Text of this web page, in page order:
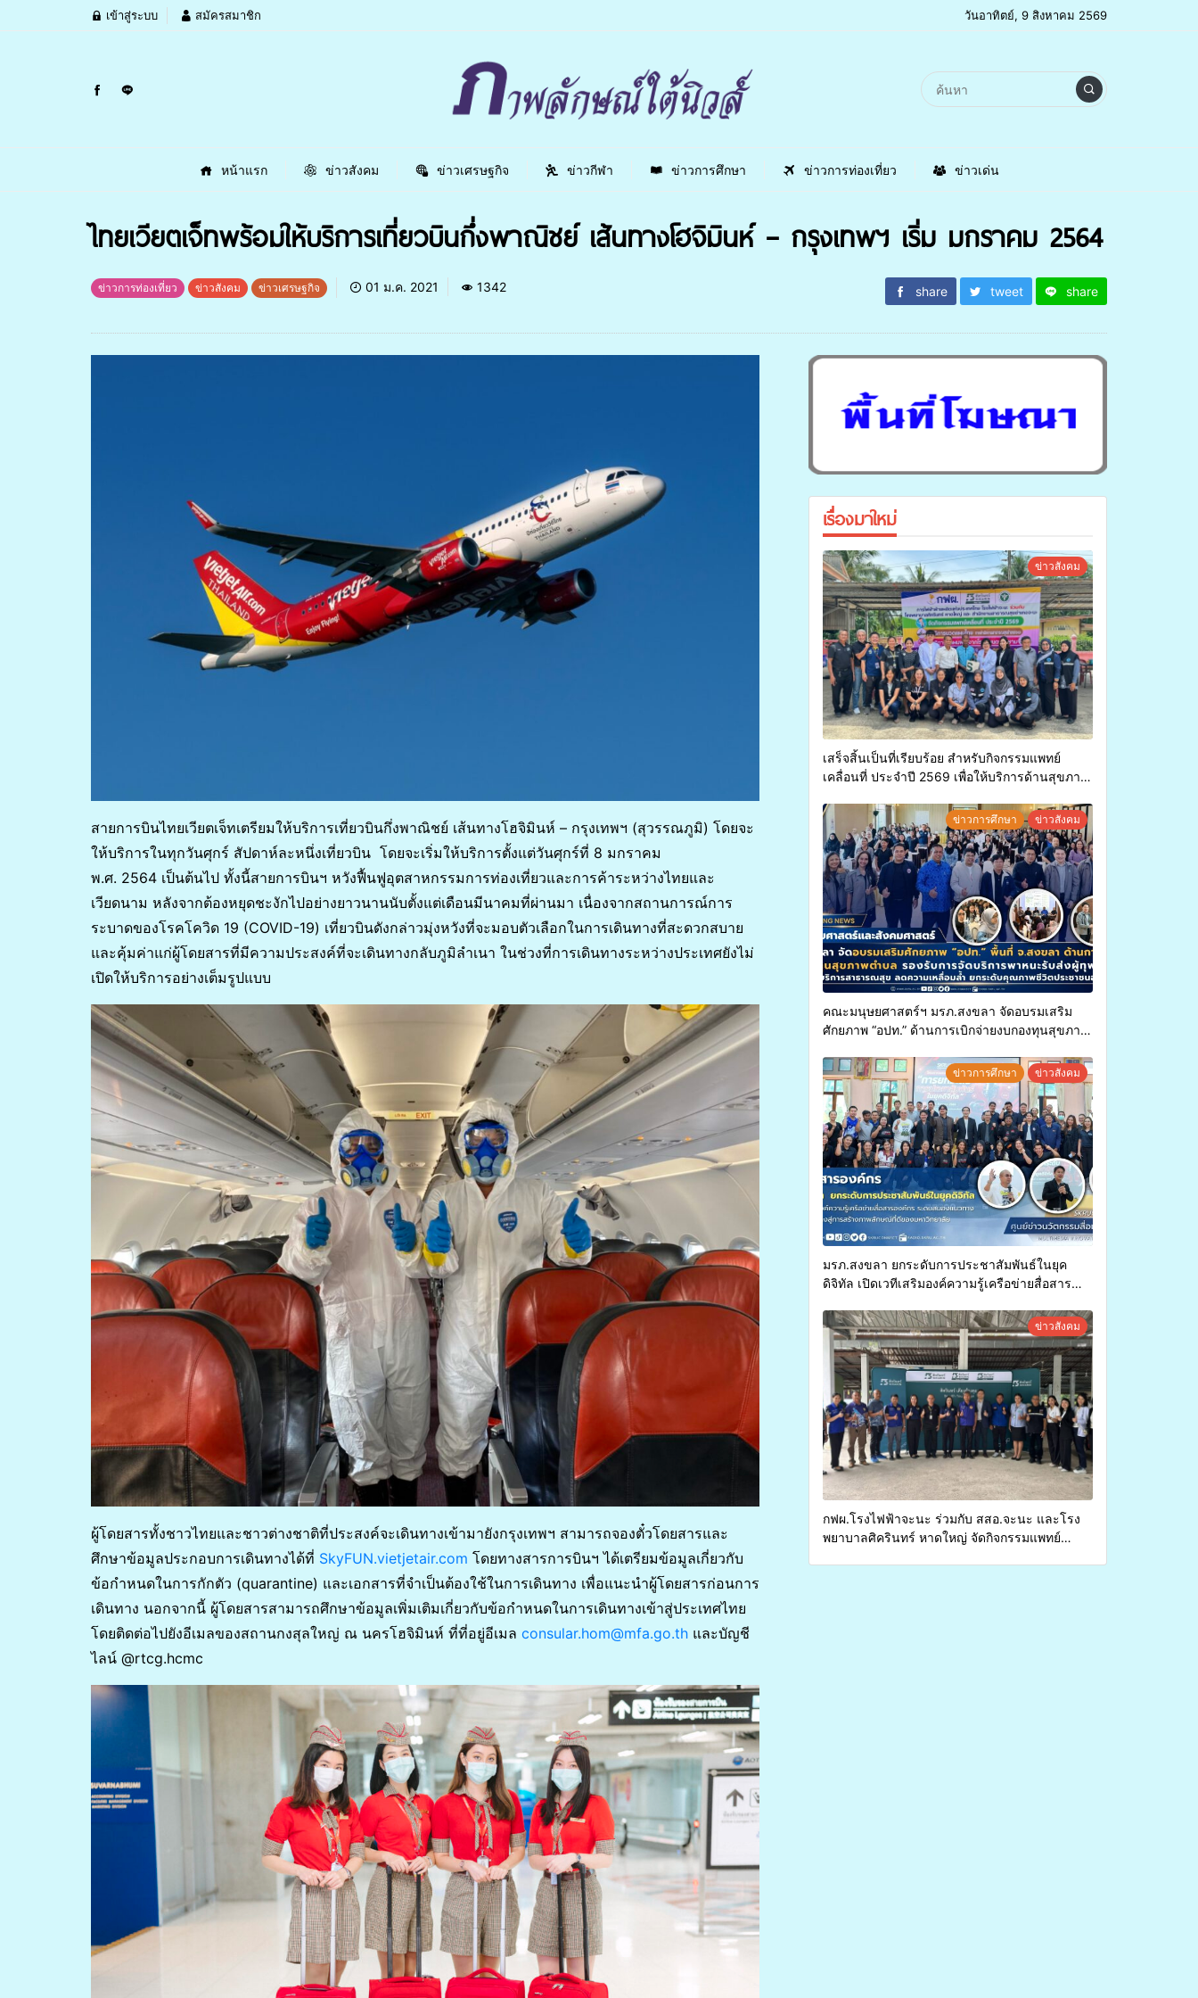
เข้าสู่ระบบ สมัครสมาชิก วันอาทิตย์, 9 สิงหาคม 2569
หน้าแรก ข่าวสังคม ข่าวเศรษฐกิจ ข่าวกีฬา ข่าวการศึกษา ข่าวการท่องเที่ยว ข่าวเด่น
ไทยเวียตเจ็ทพร้อมให้บริการเที่ยวบินกึ่งพาณิชย์ เส้นทางโฮจิมินห์ – กรุงเทพฯ เริ่ม มกราคม 2564
ข่าวการท่องเที่ยว ข่าวสังคม ข่าวเศรษฐกิจ 01 ม.ค. 2021 1342 share tweet share
สายการบินไทยเวียตเจ็ทเตรียมให้บริการเที่ยวบินกึ่งพาณิชย์ เส้นทางโฮจิมินห์ – กรุงเทพฯ (สุวรรณภูมิ) โดยจะ
ให้บริการในทุกวันศุกร์ สัปดาห์ละหนึ่งเที่ยวบิน โดยจะเริ่มให้บริการตั้งแต่วันศุกร์ที่ 8 มกราคม
พ.ศ. 2564 เป็นต้นไป ทั้งนี้สายการบินฯ หวังฟื้นฟูอุตสาหกรรมการท่องเที่ยวและการค้าระหว่างไทยและ
เวียดนาม หลังจากต้องหยุดชะงักไปอย่างยาวนานนับตั้งแต่เดือนมีนาคมที่ผ่านมา เนื่องจากสถานการณ์การ
ระบาดของโรคโควิด 19 (COVID-19) เที่ยวบินดังกล่าวมุ่งหวังที่จะมอบตัวเลือกในการเดินทางที่สะดวกสบาย
และคุ้มค่าแก่ผู้โดยสารที่มีความประสงค์ที่จะเดินทางกลับภูมิลำเนา ในช่วงที่การเดินทางระหว่างประเทศยังไม่
เปิดให้บริการอย่างเต็มรูปแบบ
ผู้โดยสารทั้งชาวไทยและชาวต่างชาติที่ประสงค์จะเดินทางเข้ามายังกรุงเทพฯ สามารถจองตั๋วโดยสารและ
ศึกษาข้อมูลประกอบการเดินทางได้ที่ SkyFUN.vietjetair.com โดยทางสารการบินฯ ได้เตรียมข้อมูลเกี่ยวกับ
ข้อกำหนดในการกักตัว (quarantine) และเอกสารที่จำเป็นต้องใช้ในการเดินทาง เพื่อแนะนำผู้โดยสารก่อนการ
เดินทาง นอกจากนี้ ผู้โดยสารสามารถศึกษาข้อมูลเพิ่มเติมเกี่ยวกับข้อกำหนดในการเดินทางเข้าสู่ประเทศไทย
โดยติดต่อไปยังอีเมลของสถานกงสุลใหญ่ ณ นครโฮจิมินห์ ที่ที่อยู่อีเมล consular.hom@mfa.go.th และบัญชี
ไลน์ @rtcg.hcmc
เรื่องมาใหม่
ข่าวสังคม
เสร็จสิ้นเป็นที่เรียบร้อย สำหรับกิจกรรมแพทย์
เคลื่อนที่ ประจำปี 2569 เพื่อให้บริการด้านสุขภาพ
ข่าวการศึกษา ข่าวสังคม
คณะมนุษยศาสตร์ฯ มรภ.สงขลา จัดอบรมเสริม
ศักยภาพ “อปท.” ด้านการเบิกจ่ายงบกองทุนสุขภาพ
ทุพพลภาพเพื่อเข้ารับบริการสาธารณสุข ลดความ
เหลื่อมล้ำ ยกระดับคุณภาพชีวิตประชาชนอย่าง
ยั่งยืน
ข่าวการศึกษา ข่าวสังคม
มรภ.สงขลา ยกระดับการประชาสัมพันธ์ในยุค
ดิจิทัล เปิดเวทีเสริมองค์ความรู้เครือข่ายสื่อสาร
การสร้างภาพลักษณ์ที่ดีของมหาวิทยาลัยข่าวสังคม
กฟผ.โรงไฟฟ้าจะนะ ร่วมกับ สสอ.จะนะ และโรง
พยาบาลศิครินทร์ หาดใหญ่ จัดกิจกรรมแพทย์